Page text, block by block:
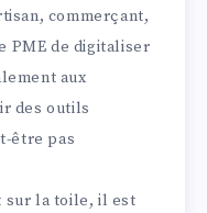
commerçant,
PME de digitaliser
aux
des outils
être pas
sur la toile, il est